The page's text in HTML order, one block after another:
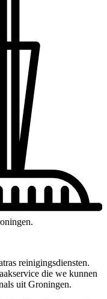
reinigingsdiensten.
die we kunnen
uit Groningen.